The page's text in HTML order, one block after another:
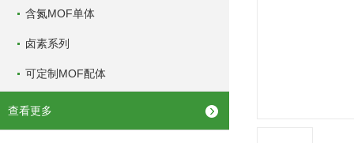
含氮MOF单体
卤素系列
可定制MOF配体
查看更多